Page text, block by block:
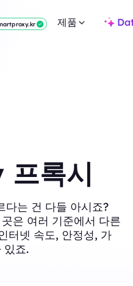
제품
록시
다는 건 다들 아시죠?
은 여러 기준에서 다른
터넷 속도, 안정성, 가
있죠.